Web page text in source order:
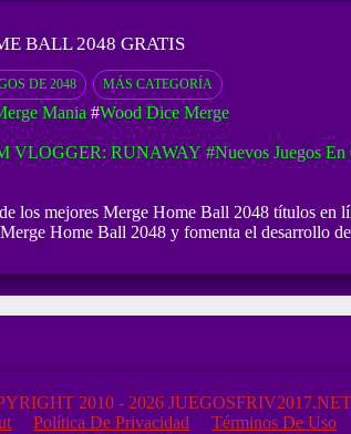
BALL 2048 GRATIS
DE 2048 MÁS CATEGORÍA
Mania #Wood Dice Merge
VLOGGER: RUNAWAY #Nuevos Juegos En
los mejores Merge Home Ball 2048 títulos en
Home Ball 2048 y fomenta el desarrollo
2010 - 2026 JUEGOSFRIV2017.NET
Política De Privacidad Términos De Uso